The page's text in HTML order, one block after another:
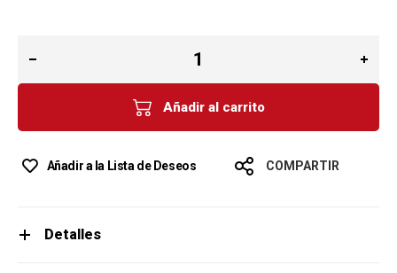
Añadir al carrito
Añadir a la Lista de Deseos COMPARTIR
Detalles